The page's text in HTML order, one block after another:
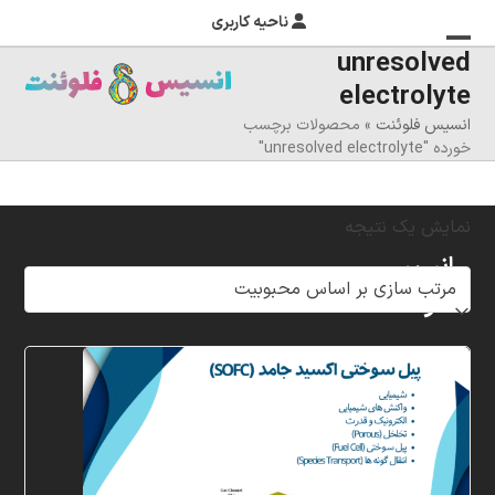
ناحیه کاربری
منوی
موبایل
را
تغییر
دهید
بستن
منوی
موبایل
unresolved
electrolyte
انسیس فلوئنت » محصولات برچسب
خورده "unresolved electrolyte"
نمایش یک نتیجه
انسیس
فلوئنت
شرکت
خلاق
پردازشگران
مهر،
متخصص